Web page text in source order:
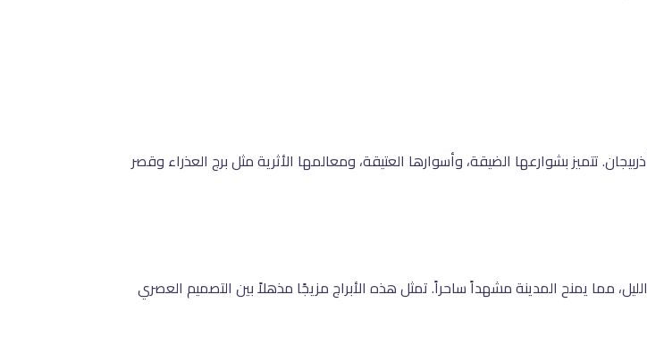
تتميز بشوارعها الضيقة، وأسوارها العتيقة، ومعالمها الأثرية مثل برج العذراء وقصر
مما يمنح المدينة مشهداً ساحراً. تمثل هذه الأبراج مزيجًا مذهلاً بين التصميم العصري